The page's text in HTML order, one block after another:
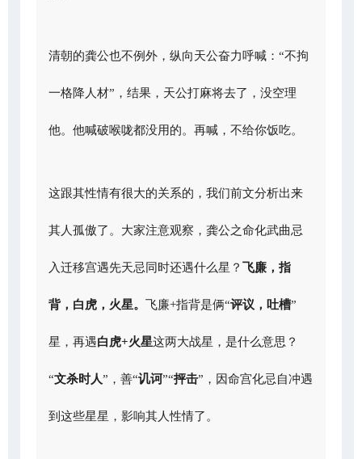
清朝的龚公也不例外，纵向天公奋力呼喊：“不拘
一格降人材”，结果，天公打麻将去了，没空理
他。他喊破喉咙都没用的。再喊，不给你饭吃。
这跟其性情有很大的关系的，我们前文分析出来
其人孤傲了。大家注意观察，龚公之命化武曲忌
入迁移宫遇先天忌同时还遇什么星？ 飞廉，指
背，白虎，火星。 飞廉+指背是俩“评议，吐槽”
星，再遇白虎+火星这两大战星，是什么意思？
“文杀时人”，善“讥诃”“抨击”，因命宫化忌自冲遇
到这些星星，影响其人性情了。